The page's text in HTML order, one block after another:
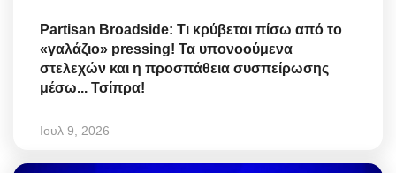
Partisan Broadside: Τι κρύβεται πίσω από το
«γαλάζιο» pressing! Τα υπονοούμενα
στελεχών και η προσπάθεια συσπείρωσης
μέσω... Τσίπρα!
Ιουλ 9, 2026